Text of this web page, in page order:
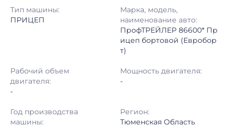
Шаг торгов: 50 000 ₽
Тип машины:
ПРИЦЕП
Марка, модель,
наименование авто:
ПрофТРЕЙЛЕР 86600* Пр
ицеп бортовой (Евробор
т)
Рабочий объем
двигателя:
-
Мощность двигателя:
-
Год производства
машины:
Регион:
Тюменская Область